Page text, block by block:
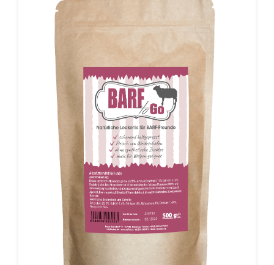
9.1 mg, magnésium 426 mg, sodium 0.5 g, potassium
0.04 gRecommandation de taille:Poids corporel du
chien:XS 25-50 g Chiens jusqu‘à 6 kg S 50-80 g Chiens
jusqu‘à 12 kg M 80-120 g Chiens jusqu‘à 25 kg L 120-
45 kgXXL >250 g Chiens de plus de 45 kg